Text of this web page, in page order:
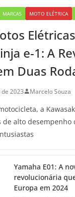
MARCAS MOTO ELÉTRICA
e-1: A
Duas
2023 Marcelo Souza
a
de alto desempenho
Yamaha E01: A
revolucionária
Europa em 2024